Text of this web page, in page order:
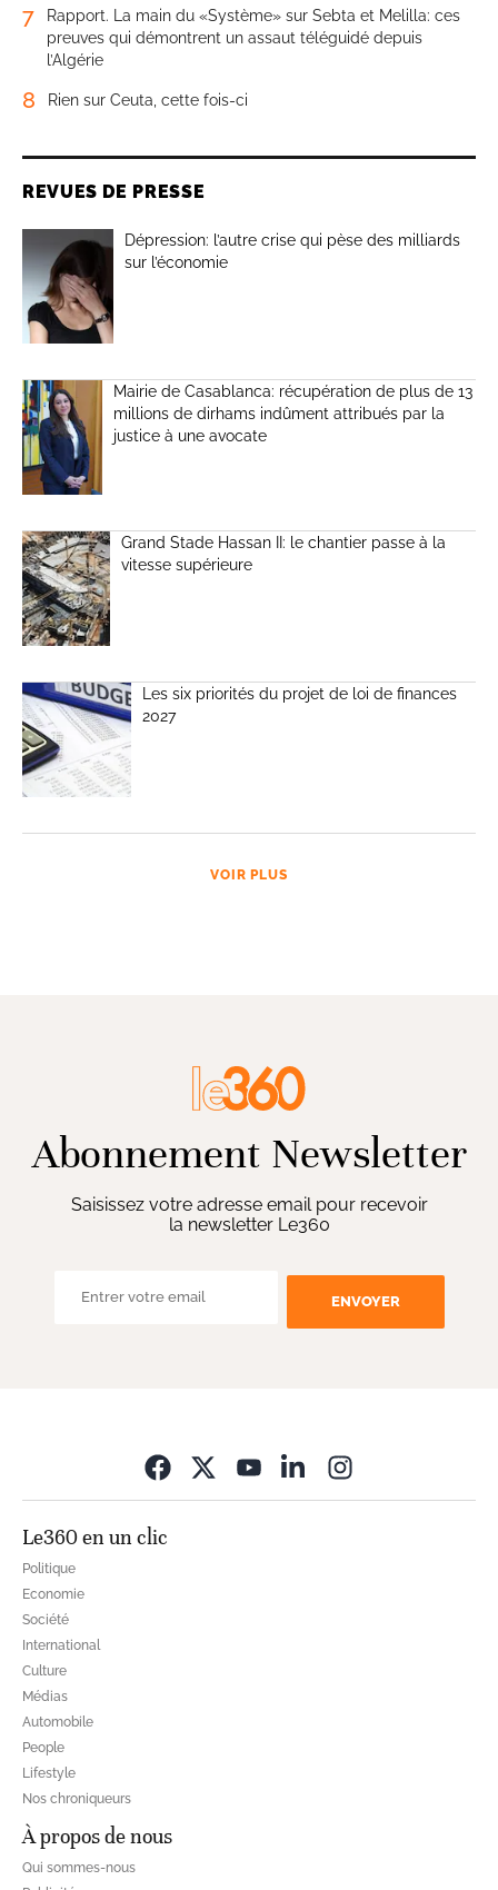
7
Rapport. La main du «Système» sur Sebta et Melilla: ces
preuves qui démontrent un assaut téléguidé depuis
l’Algérie
8 Rien sur Ceuta, cette fois-ci
REVUES DE PRESSE
Dépression: l’autre crise qui pèse des milliards
sur l’économie
Mairie de Casablanca: récupération de plus de 13
millions de dirhams indûment attribués par la
justice à une avocate
Grand Stade Hassan II: le chantier passe à la
vitesse supérieure
Les six priorités du projet de loi de finances
2027
VOIR PLUS
Abonnement Newsletter
Saisissez votre adresse email pour recevoir
la newsletter Le360
ENVOYER
Le360 en un clic
Politique
Economie
Société
International
Culture
Médias
Automobile
People
Lifestyle
Nos chroniqueurs
À propos de nous
Qui sommes-nous